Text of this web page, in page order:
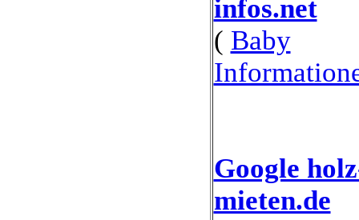
infos.net
( Baby
Google
mieten.de